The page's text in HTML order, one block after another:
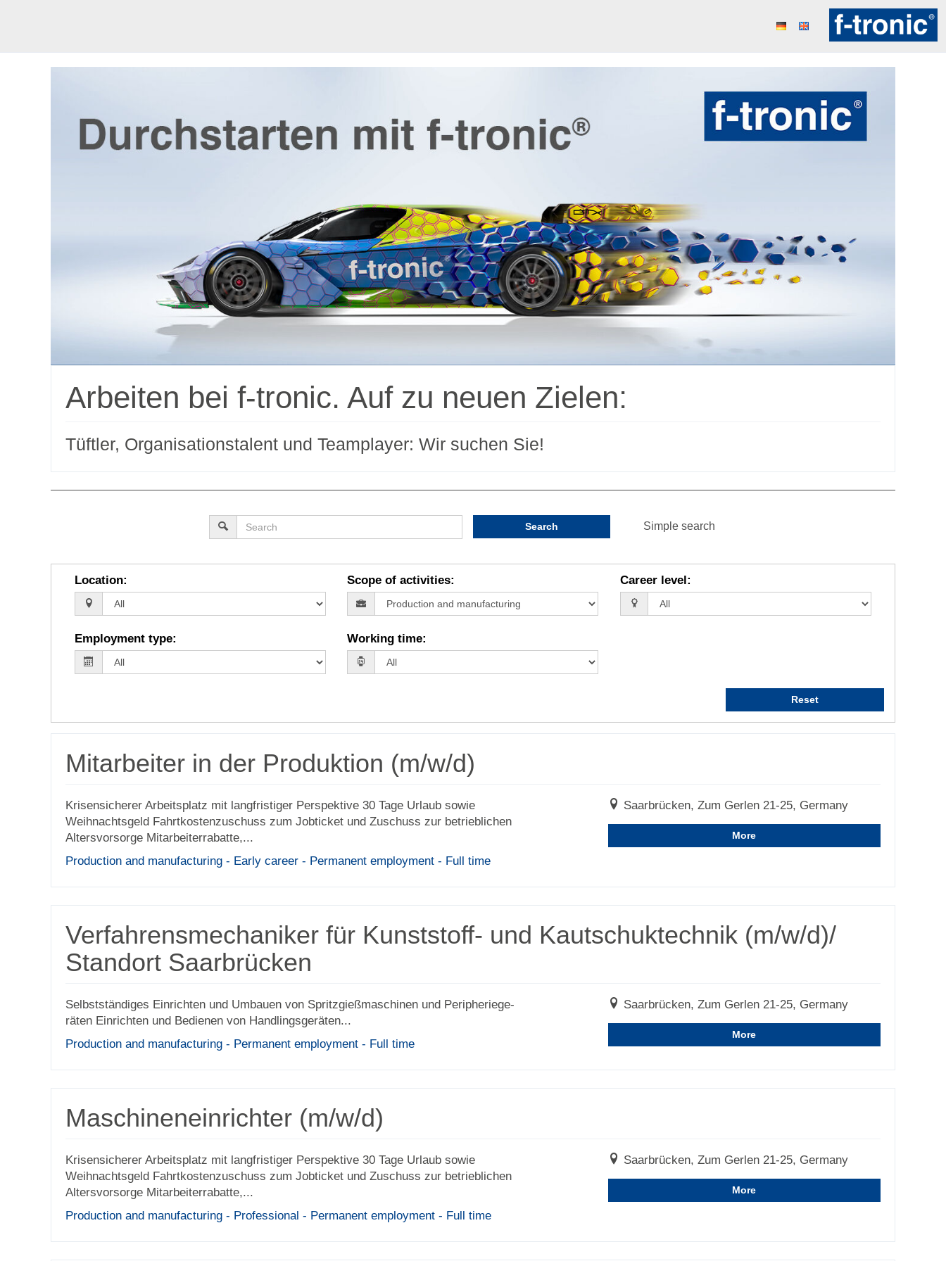
Arbeiten bei f-tronic. Auf zu neuen Zielen:
Tüftler, Organisationstalent und Teamplayer: Wir suchen Sie!
Search Simple search
Location: Scope of activities: Career level :
Employment type: Working time:
Reset
Mitarbeiter in der Produktion (m/w/d)
Krisensicherer Arbeitsplatz mit langfristiger Perspektive 30 Tage Urlaub sowie
Weihnachtsgeld Fahrtkostenzuschuss zum Jobticket und Zuschuss zur betrieblichen
Altersvorsorge Mitarbeiterrabatte,...
Production and manufacturing - Early career - Permanent employment - Full time
Saarbrücken, Zum Gerlen 21-25, Germany
More
Verfahrensmechaniker für Kunststoff- und Kautschuktechnik (m/w/d)/
Standort Saarbrücken
Selbst­stän­diges Einrichten und Umbauen von Spritzgieß­ma­schinen und Periphe­riege­
räten Einrichten und Bedienen von Handlingsge­räten...
Production and manufacturing - Permanent employment - Full time
Saarbrücken, Zum Gerlen 21-25, Germany
More
Maschineneinrichter (m/w/d)
Krisensicherer Arbeitsplatz mit langfristiger Perspektive 30 Tage Urlaub sowie
Weihnachtsgeld Fahrtkostenzuschuss zum Jobticket und Zuschuss zur betrieblichen
Altersvorsorge Mitarbeiterrabatte,...
Production and manufacturing - Professional - Permanent employment - Full time
Saarbrücken, Zum Gerlen 21-25, Germany
More